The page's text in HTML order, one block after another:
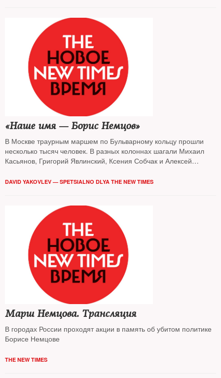
«Наше имя — Борис Немцов»
В Москве траурным маршем по Бульварному кольцу прошли
несколько тысяч человек. В разных колоннах шагали Михаил
Касьянов, Григорий Явлинский, Ксения Собчак и Алексей
DAVID YAKOVLEV — SPETSIALNO DLYA THE NEW TIMES
Марш Немцова. Трансляция
В городах России проходят акции в память об убитом политике
Борисе Немцове
THE NEW TIMES